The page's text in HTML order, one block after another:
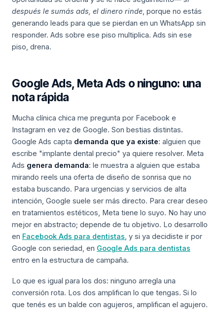
después le sumás ads, el dinero rinde, porque no estás
generando leads para que se pierdan en un WhatsApp sin
responder. Ads sobre ese piso multiplica. Ads sin ese
piso, drena.
Google Ads, Meta Ads o ninguno: una
nota rápida
Mucha clínica chica me pregunta por Facebook e
Instagram en vez de Google. Son bestias distintas.
Google Ads capta demanda que ya existe: alguien que
escribe "implante dental precio" ya quiere resolver. Meta
Ads genera demanda: le muestra a alguien que estaba
mirando reels una oferta de diseño de sonrisa que no
estaba buscando. Para urgencias y servicios de alta
intención, Google suele ser más directo. Para crear deseo
en tratamientos estéticos, Meta tiene lo suyo. No hay uno
mejor en abstracto; depende de tu objetivo. Lo desarrollo
en Facebook Ads para dentistas, y si ya decidiste ir por
Google con seriedad, en Google Ads para dentistas
entro en la estructura de campaña.
Lo que es igual para los dos: ninguno arregla una
conversión rota. Los dos amplifican lo que tengas. Si lo
que tenés es un balde con agujeros, amplifican el agujero.